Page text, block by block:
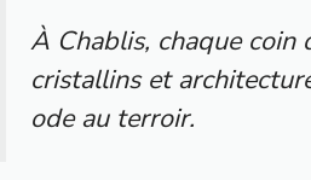
À Chablis, chaque coin
cristallins et
ode au terroir.